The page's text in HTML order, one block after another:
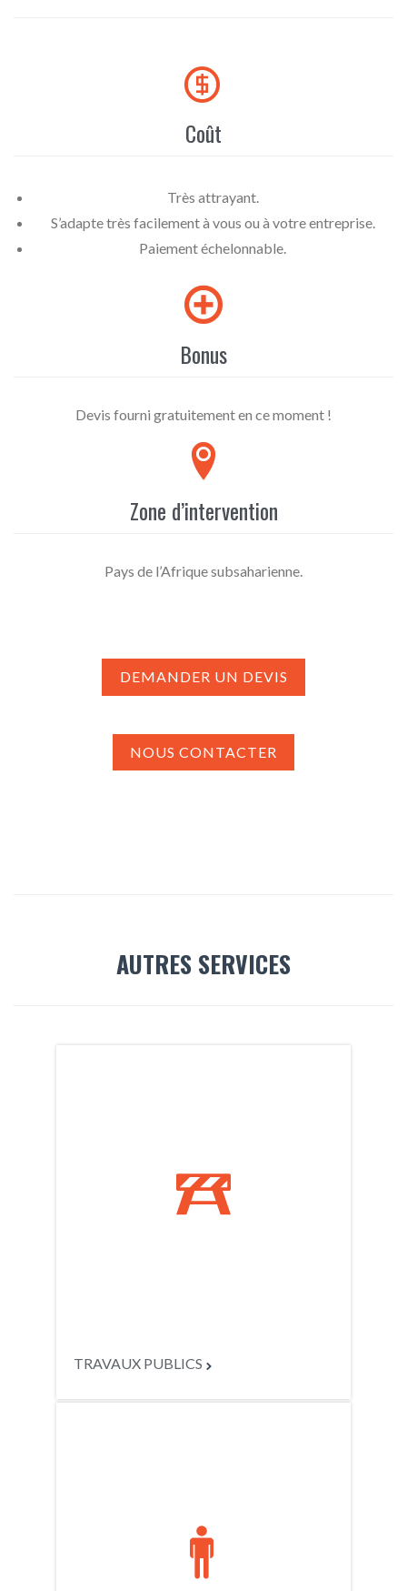

Coût
Très attrayant.
S’adapte très facilement à vous ou à votre entreprise.
Paiement échelonnable.

Bonus
Devis fourni gratuitement en ce moment !

Zone d’intervention
Pays de l’Afrique subsaharienne.
DEMANDER UN DEVIS
NOUS CONTACTER
AUTRES SERVICES

TRAVAUX PUBLICS 
